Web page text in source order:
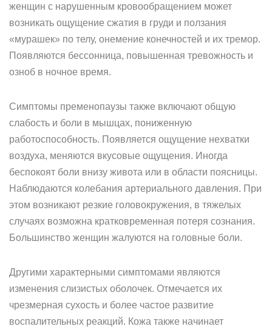
женщин с нарушенным кровообращением может
возникать ощущение сжатия в груди и ползания
«мурашек» по телу, онемение конечностей и их тремор.
Появляются бессонница, повышенная тревожность и
озноб в ночное время.
Симптомы пременопаузы также включают общую
слабость и боли в мышцах, пониженную
работоспособность. Появляется ощущение нехватки
воздуха, меняются вкусовые ощущения. Иногда
беспокоят боли внизу живота или в области поясницы.
Наблюдаются колебания артериального давления. При
этом возникают резкие головокружения, в тяжелых
случаях возможна кратковременная потеря сознания.
Большинство женщин жалуются на головные боли.
Другими характерными симптомами являются
изменения слизистых оболочек. Отмечается их
чрезмерная сухость и более частое развитие
воспалительных реакций. Кожа также начинает